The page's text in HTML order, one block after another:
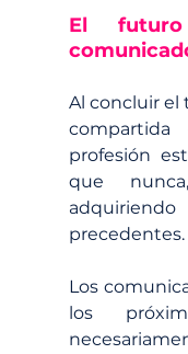
El
Al concluir el
profesión
que
precedentes.
Los
los